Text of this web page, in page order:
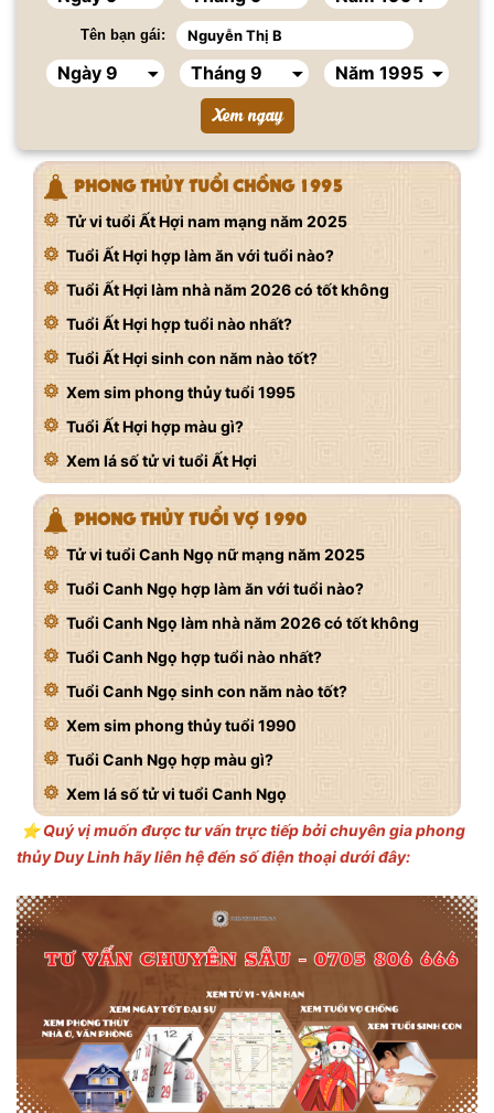
Tên bạn gái:
PHONG THỦY TUỔI CHỒNG 1995
Tử vi tuổi Ất Hợi nam mạng năm 2025
Tuổi Ất Hợi hợp làm ăn với tuổi nào?
Tuổi Ất Hợi làm nhà năm 2026 có tốt không
Tuổi Ất Hợi hợp tuổi nào nhất?
Tuổi Ất Hợi sinh con năm nào tốt?
Xem sim phong thủy tuổi 1995
Tuổi Ất Hợi hợp màu gì?
Xem lá số tử vi tuổi Ất Hợi
PHONG THỦY TUỔI VỢ 1990
Tử vi tuổi Canh Ngọ nữ mạng năm 2025
Tuổi Canh Ngọ hợp làm ăn với tuổi nào?
Tuổi Canh Ngọ làm nhà năm 2026 có tốt không
Tuổi Canh Ngọ hợp tuổi nào nhất?
Tuổi Canh Ngọ sinh con năm nào tốt?
Xem sim phong thủy tuổi 1990
Tuổi Canh Ngọ hợp màu gì?
Xem lá số tử vi tuổi Canh Ngọ
⭐️ Quý vị muốn được tư vấn trực tiếp bởi chuyên gia phong
thủy Duy Linh hãy liên hệ đến số điện thoại dưới đây: